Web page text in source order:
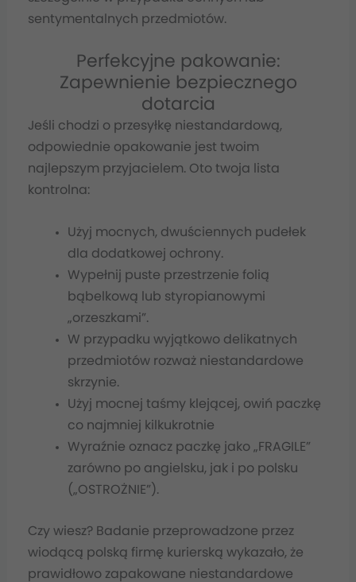
sentymentalnych przedmiotów.
Perfekcyjne pakowanie:
Zapewnienie bezpiecznego
dotarcia
Jeśli chodzi o przesyłkę niestandardową,
odpowiednie opakowanie jest twoim
najlepszym przyjacielem. Oto twoja lista
kontrolna:
Użyj mocnych, dwuściennych pudełek
dla dodatkowej ochrony.
Wypełnij puste przestrzenie folią
bąbelkową lub styropianowymi
„orzeszkami”.
W przypadku wyjątkowo delikatnych
przedmiotów rozważ niestandardowe
skrzynie.
Użyj mocnej taśmy klejącej, owiń paczkę
co najmniej kilkukrotnie
Wyraźnie oznacz paczkę jako „FRAGILE”
zarówno po angielsku, jak i po polsku
(„OSTROŻNIE”).
Czy wiesz? Badanie przeprowadzone przez
wiodącą polską firmę kurierską wykazało, że
prawidłowo zapakowane niestandardowe